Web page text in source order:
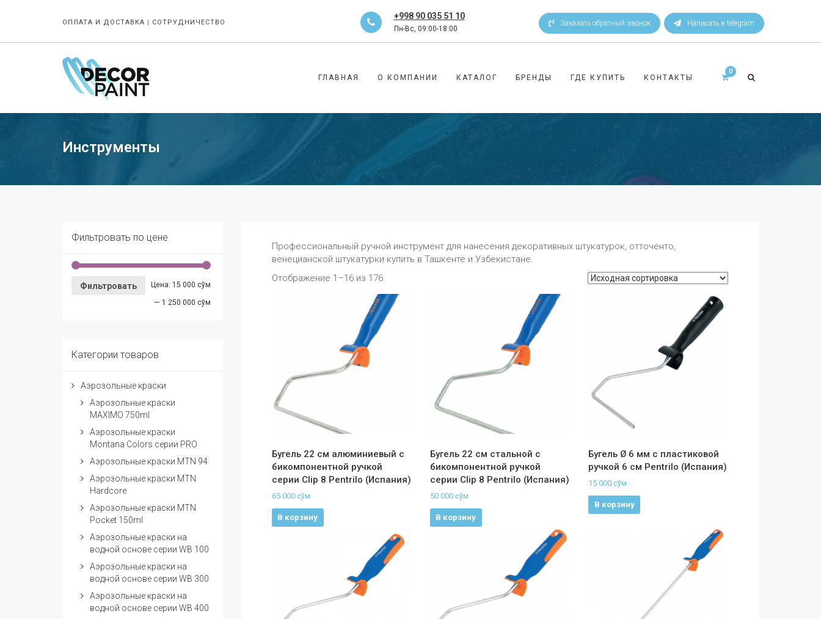
ОПЛАТА И ДОСТАВКА | СОТРУДНИЧЕСТВО
+998 90 035 51 10
Пн-Вс, 09:00-18:00
Заказать обратный звонок Написать в telegram
ГЛАВНАЯ О КОМПАНИИ КАТАЛОГ БРЕНДЫ ГДЕ КУПИТЬ КОНТАКТЫ
Инструменты
Фильтровать по цене
Фильтровать Цена: 15 000 сўм
— 1 250 000 сўм
Категории товаров
Аэрозольные краски
Аэрозольные краски
MAXIMO 750ml
Аэрозольные краски
Montana Colors серии PRO
Аэрозольные краски MTN 94
Аэрозольные краски MTN
Hardcore
Аэрозольные краски MTN
Pocket 150ml
Аэрозольные краски на
водной основе серии WB 100
Аэрозольные краски на
водной основе серии WB 300
Аэрозольные краски на
водной основе серии WB 400
Профессиональный ручной инструмент для нанесения декоративных штукатурок, отточенто,
венецианской штукатурки купить в Ташкенте и Узбекистане.
Отображение 1–16 из 176
Бугель 22 см алюминиевый с
бикомпонентной ручкой
серии Clip 8 Pentrilo (Испания)
65 000 сўм
В корзину
Бугель 22 см стальной с
бикомпонентной ручкой
серии Clip 8 Pentrilo (Испания)
50 000 сўм
В корзину
Бугель Ø 6 мм с пластиковой
ручкой 6 см Pentrilo (Испания)
15 000 сўм
В корзину